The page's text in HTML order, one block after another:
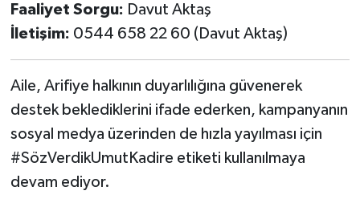
Faaliyet Sorgu: Davut Aktaş
İletişim: 0544 658 22 60 (Davut Aktaş)
Aile, Arifiye halkının duyarlılığına güvenerek
destek beklediklerini ifade ederken, kampanyanın
sosyal medya üzerinden de hızla yayılması için
#SözVerdikUmutKadire etiketi kullanılmaya
devam ediyor.